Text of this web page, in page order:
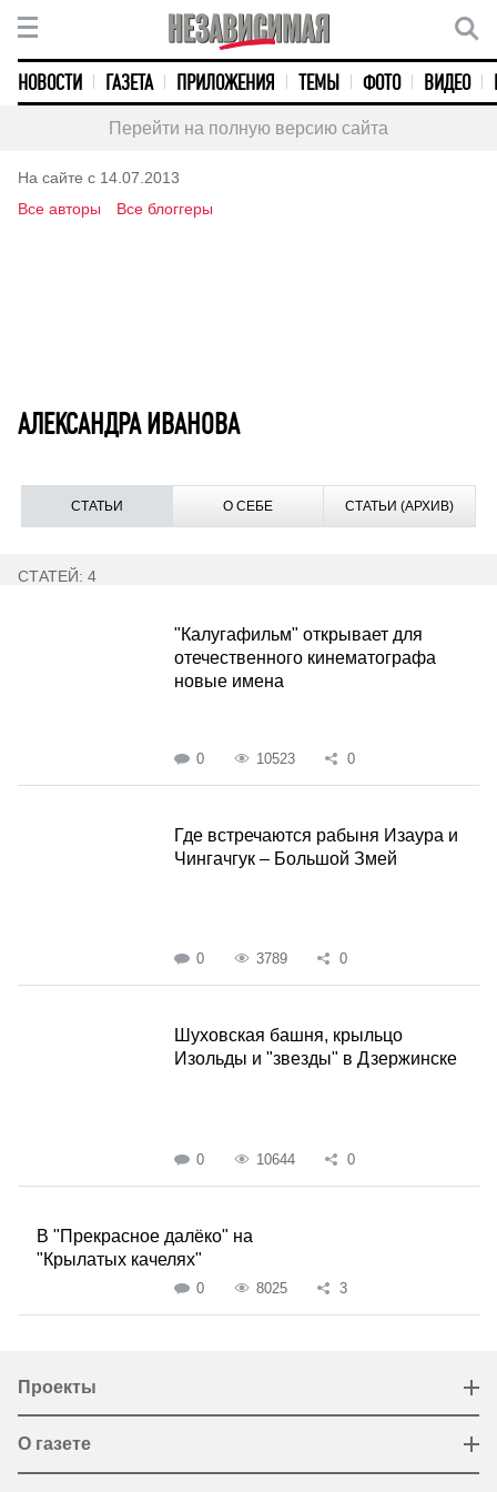
НОВОСТИ ГАЗЕТА ПРИЛОЖЕНИЯ ТЕМЫ ФОТО ВИДЕО
Перейти на полную версию сайта
На сайте с 14.07.2013
Все авторы
Все блоггеры
АЛЕКСАНДРА ИВАНОВА
СТАТЬИ О СЕБЕ СТАТЬИ (АРХИВ)
СТАТЕЙ: 4
"Калугафильм" открывает для
отечественного кинематографа
новые имена
0 10523 0
Где встречаются рабыня Изаура и
Чингачгук – Большой Змей
0 3789 0
Шуховская башня, крыльцо
Изольды и "звезды" в Дзержинске
0 10644 0
В "Прекрасное далёко" на
"Крылатых качелях"
0 8025 3
Проекты
О газете